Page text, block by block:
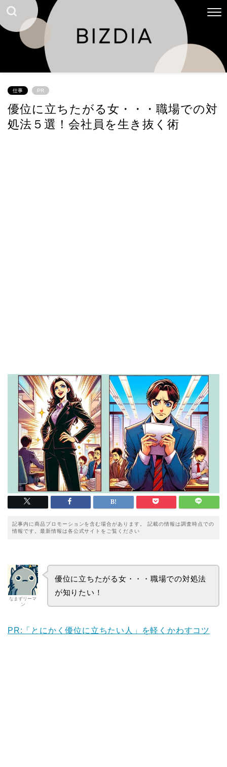
仕事 PR
優位に立ちたがる女・・・職場での対
処法５選！会社員を生き抜く術
記事内に商品プロモーションを含む場合があります。 記載の情報は調査時点での
情報です。最新情報は各公式サイトをご覧ください
なまずリーマ
ン
優位に立ちたがる女・・・職場での対処法
が知りたい！
PR:「とにかく優位に立ちたい人」を軽くかわすコツ